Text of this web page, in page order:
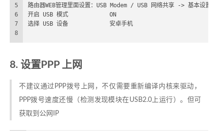
5
6
7
8
路由器WEB管理里面设置：USB Modem / USB 网络共享 -> 基本设置
开启 USB 模式		ON
选择 USB 设备		安卓手机
8. 设置PPP 上网
不建议通过PPP拨号上网，不仅需要重新编译内核来驱动，
PPP拨号速度还慢（检测发现模块在USB2.0上运行）。但可
获取到公网IP